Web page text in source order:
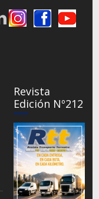
Revista
Edición Nº212